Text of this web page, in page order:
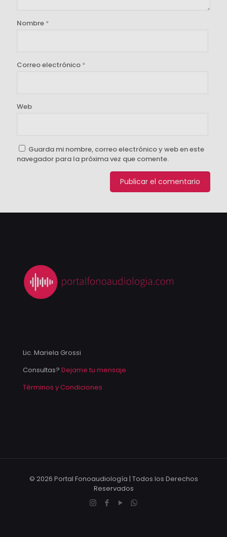
Nombre *
Correo electrónico *
Web
Guarda mi nombre, correo electrónico y web en este
navegador para la próxima vez que comente.
Lic. Mariela Grossi
Consultas? Dejame tu mensaje
Términos y Condiciones
© 2026 Portal Fonoaudiología | Todos los Derechos
Reservados